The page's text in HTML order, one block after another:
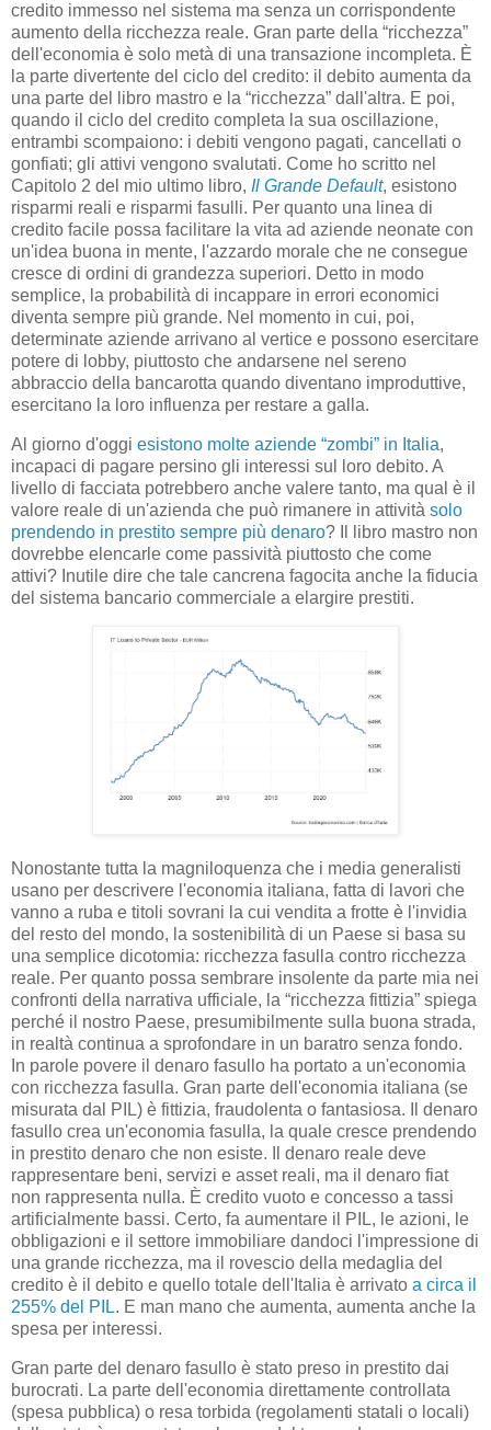
credito immesso nel sistema ma senza un corrispondente
aumento della ricchezza reale. Gran parte della “ricchezza”
dell'economia è solo metà di una transazione incompleta. È
la parte divertente del ciclo del credito: il debito aumenta da
una parte del libro mastro e la “ricchezza” dall'altra. E poi,
quando il ciclo del credito completa la sua oscillazione,
entrambi scompaiono: i debiti vengono pagati, cancellati o
gonfiati; gli attivi vengono svalutati. Come ho scritto nel
Capitolo 2 del mio ultimo libro, Il Grande Default, esistono
risparmi reali e risparmi fasulli. Per quanto una linea di
credito facile possa facilitare la vita ad aziende neonate con
un'idea buona in mente, l'azzardo morale che ne consegue
cresce di ordini di grandezza superiori. Detto in modo
semplice, la probabilità di incappare in errori economici
diventa sempre più grande. Nel momento in cui, poi,
determinate aziende arrivano al vertice e possono esercitare
potere di lobby, piuttosto che andarsene nel sereno
abbraccio della bancarotta quando diventano improduttive,
esercitano la loro influenza per restare a galla.
Al giorno d'oggi esistono molte aziende “zombi” in Italia,
incapaci di pagare persino gli interessi sul loro debito. A
livello di facciata potrebbero anche valere tanto, ma qual è il
valore reale di un'azienda che può rimanere in attività solo
prendendo in prestito sempre più denaro? Il libro mastro non
dovrebbe elencarle come passività piuttosto che come
attivi? Inutile dire che tale cancrena fagocita anche la fiducia
del sistema bancario commerciale a elargire prestiti.
Nonostante tutta la magniloquenza che i media generalisti
usano per descrivere l'economia italiana, fatta di lavori che
vanno a ruba e titoli sovrani la cui vendita a frotte è l'invidia
del resto del mondo, la sostenibilità di un Paese si basa su
una semplice dicotomia: ricchezza fasulla contro ricchezza
reale. Per quanto possa sembrare insolente da parte mia nei
confronti della narrativa ufficiale, la “ricchezza fittizia” spiega
perché il nostro Paese, presumibilmente sulla buona strada,
in realtà continua a sprofondare in un baratro senza fondo.
In parole povere il denaro fasullo ha portato a un'economia
con ricchezza fasulla. Gran parte dell'economia italiana (se
misurata dal PIL) è fittizia, fraudolenta o fantasiosa. Il denaro
fasullo crea un'economia fasulla, la quale cresce prendendo
in prestito denaro che non esiste. Il denaro reale deve
rappresentare beni, servizi e asset reali, ma il denaro fiat
non rappresenta nulla. È credito vuoto e concesso a tassi
artificialmente bassi. Certo, fa aumentare il PIL, le azioni, le
obbligazioni e il settore immobiliare dandoci l'impressione di
una grande ricchezza, ma il rovescio della medaglia del
credito è il debito e quello totale dell'Italia è arrivato a circa il
255% del PIL. E man mano che aumenta, aumenta anche la
spesa per interessi.
Gran parte del denaro fasullo è stato preso in prestito dai
burocrati. La parte dell'economia direttamente controllata
(spesa pubblica) o resa torbida (regolamenti statali o locali)